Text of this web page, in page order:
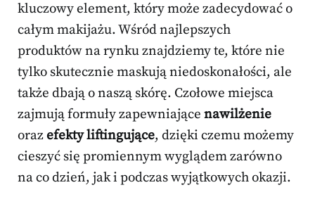
kluczowy element, który może zadecydować o
całym makijażu. Wśród najlepszych
produktów na rynku znajdziemy te, które nie
tylko skutecznie maskują niedoskonałości, ale
także dbają o naszą skórę. Czołowe miejsca
zajmują formuły zapewniające nawilżenie
orazefekty liftingujące, dzięki czemu możemy
cieszyć się promiennym wyglądem zarówno
na co dzień, jak i podczas wyjątkowych okazji.